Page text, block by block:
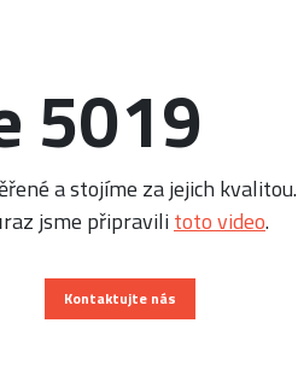
5019
a stojíme za jejich kvalitou.
jsme připravilitoto video.
Kontaktujte nás